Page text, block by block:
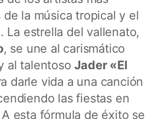
la música tropical y el
La estrella del vallenato,
, se une al carismático
al talentosoJader «El
darle vida a una canción
las fiestas en
esta fórmula de éxito se